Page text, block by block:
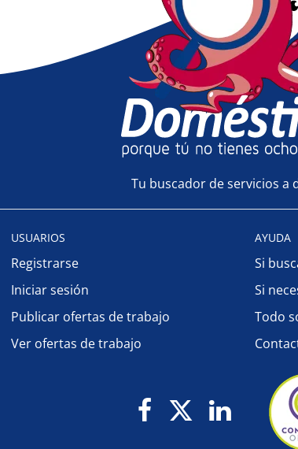
Tu buscador de servicios a
USUARIOS
Registrarse
Iniciar sesión
Publicar ofertas de trabajo
Ver ofertas de trabajo
AYUDA
Si
Si
Todo